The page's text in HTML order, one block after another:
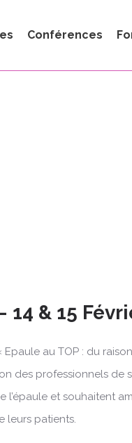
Conférences
14 & 15
Epaule au TOP : du
des professionnels de
l’épaule et souhaitent
leurs patients.